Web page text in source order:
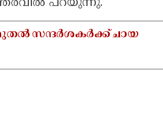
പറയുന്നു.
സന്ദർശകർക്ക് ചായ